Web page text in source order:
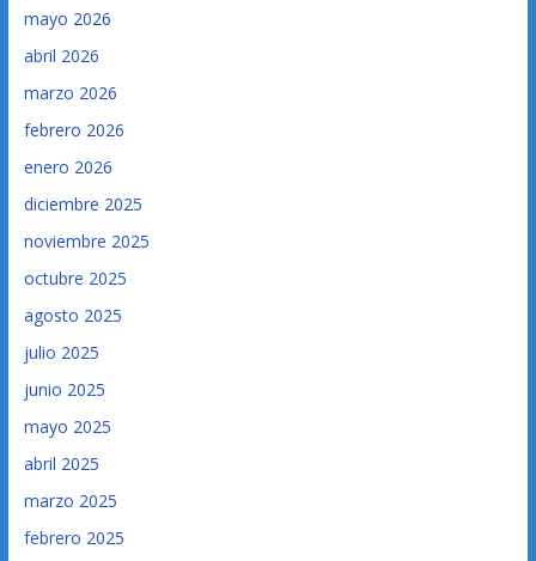
mayo 2026
abril 2026
marzo 2026
febrero 2026
enero 2026
diciembre 2025
noviembre 2025
octubre 2025
agosto 2025
julio 2025
junio 2025
mayo 2025
abril 2025
marzo 2025
febrero 2025